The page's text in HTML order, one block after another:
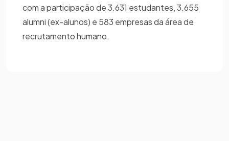
com a participação de 3.631 estudantes, 3.655
alumni (ex-alunos) e 583 empresas da área de
recrutamento humano.